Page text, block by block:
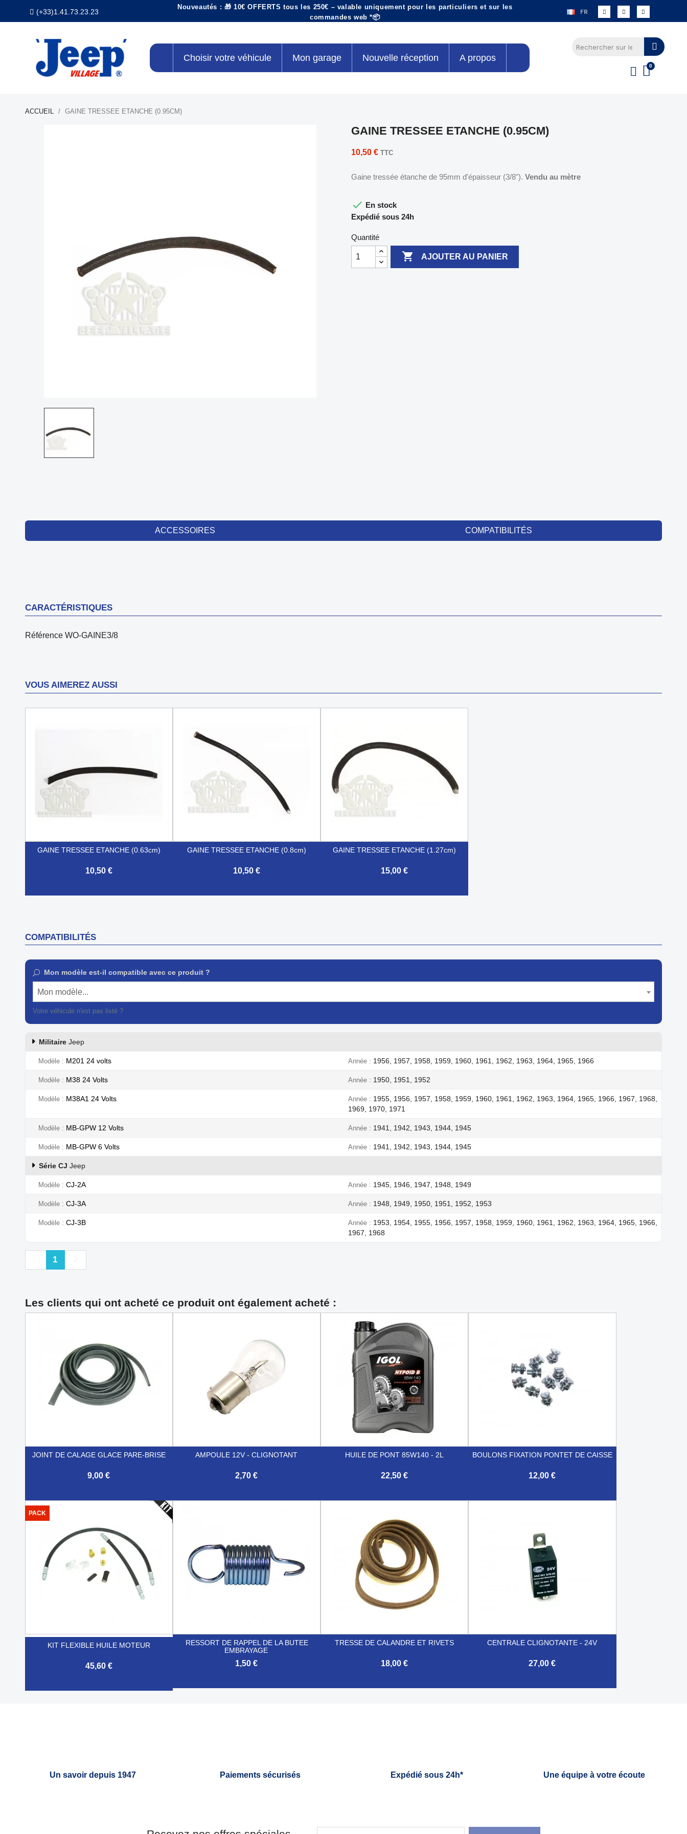
(+33)1.41.73.23.23
Nouveautés : 🎁 10€ OFFERTS tous les 250€ – valable uniquement pour les particuliers et sur les
commandes web *📦
FR
Choisir votre véhicule Mon garage Nouvelle réception A propos
ACCUEIL GAINE TRESSEE ETANCHE (0.95CM)
GAINE TRESSEE ETANCHE (0.95CM)
10,50 € TTC
Gaine tressée étanche de 95mm d'épaisseur (3/8"). Vendu au mètre
 En stock
Expédié sous 24h
Quantité
 AJOUTER AU PANIER
ACCESSOIRES COMPATIBILITÉS
CARACTÉRISTIQUES
Référence WO-GAINE3/8
VOUS AIMEREZ AUSSI
GAINE TRESSEE ETANCHE (0.63cm)
10,50 €
GAINE TRESSEE ETANCHE (0.8cm)
10,50 €
GAINE TRESSEE ETANCHE (1.27cm)
15,00 €
COMPATIBILITÉS
Mon modèle est-il compatible avec ce produit ?
Mon modèle...
Votre véhicule n'est pas listé ?
Militaire Jeep
Modèle M201 24 volts Année 1956, 1957, 1958, 1959, 1960, 1961, 1962, 1963, 1964, 1965, 1966
Modèle M38 24 Volts Année 1950, 1951, 1952
Modèle M38A1 24 Volts Année
1955, 1956, 1957, 1958, 1959, 1960, 1961, 1962, 1963, 1964, 1965, 1966, 1967, 1968,
1969, 1970, 1971
Modèle MB-GPW 12 Volts Année 1941, 1942, 1943, 1944, 1945
Modèle MB-GPW 6 Volts Année 1941, 1942, 1943, 1944, 1945
Série CJ Jeep
Modèle CJ-2A Année 1945, 1946, 1947, 1948, 1949
Modèle CJ-3A Année 1948, 1949, 1950, 1951, 1952, 1953
Modèle CJ-3B Année
1953, 1954, 1955, 1956, 1957, 1958, 1959, 1960, 1961, 1962, 1963, 1964, 1965, 1966,
1967, 1968
Précédent
1
Les clients qui ont acheté ce produit ont également acheté :
JOINT DE CALAGE GLACE PARE-BRISE
9,00 €
AMPOULE 12V - CLIGNOTANT
2,70 €
HUILE DE PONT 85W140 - 2L
22,50 €
BOULONS FIXATION PONTET DE CAISSE
12,00 €
KIT FLEXIBLE HUILE MOTEUR
45,60 €
PACK
RESSORT DE RAPPEL DE LA BUTEE
EMBRAYAGE
1,50 €
TRESSE DE CALANDRE ET RIVETS
18,00 €
CENTRALE CLIGNOTANTE - 24V
27,00 €
Un savoir depuis 1947 Paiements sécurisés Expédié sous 24h* Une équipe à votre écoute